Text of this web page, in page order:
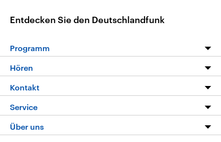
Entdecken Sie den Deutschlandfunk
Programm
Programm
Die Nachrichten
Nachrichtenleicht
Neue Beiträge auf dlf.de
Hören
Livestream
Podcasts
Deutschlandfunk App
Kontakt
Hörerservice
Service
FAQ
Über uns